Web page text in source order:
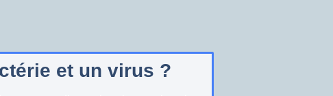
et un virus ?